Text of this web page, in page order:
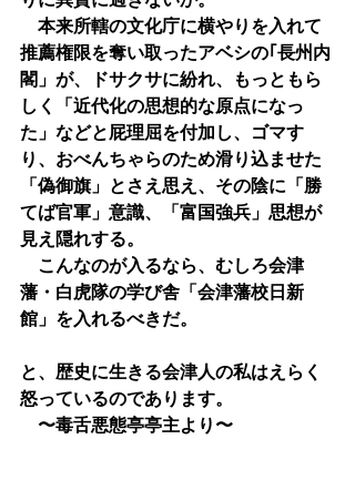
本来所轄の文化庁に横やりを入れて
推薦権限を奪い取ったアベシの｢長州内
閣」が、ドサクサに紛れ、もっともら
しく「近代化の思想的な原点になっ
た」などと屁理屈を付加し、ゴマす
り、おべんちゃらのため滑り込ませた
「偽御旗」とさえ思え、その陰に「勝
てば官軍」意識、「富国強兵」思想が
見え隠れする。
こんなのが入るなら、むしろ会津
藩・白虎隊の学び舎「会津藩校日新
館」を入れるべきだ。
と、歴史に生きる会津人の私はえらく
怒っているのであります。
〜毒舌悪態亭亭主より〜